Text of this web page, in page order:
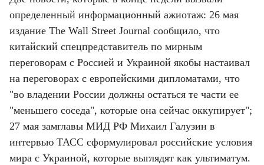
определенный информационный ажиотаж: 26 мая
издание The Wall Street Journal сообщило, что
китайский спецпредставитель по мирным
переговорам с Россией и Украиной якобы настаивал
на переговорах с европейскими дипломатами, что
"во владении России должны остаться те части ее
"меньшего соседа", которые она сейчас оккупирует";
27 мая замглавы МИД РФ Михаил Галузин в
интервью ТАСС сформулировал российские условия
мира с Украиной, которые выглядят как ультиматум.